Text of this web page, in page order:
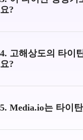
요?
4. 고해상도의 타이
요?
5. Media.io는 타이